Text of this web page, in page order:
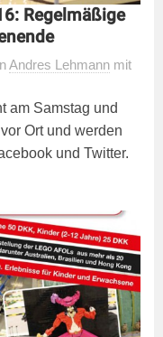
Regelmäßige
Andres Lehmann mit
am Samstag und
Ort und werden
und Twitter.